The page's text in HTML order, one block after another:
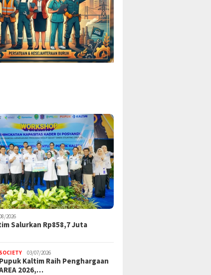
2026
Salurkan Rp858,7 Juta
SOCIETY 03/07/2026
Pupuk Kaltim Raih Penghargaan
2026,…